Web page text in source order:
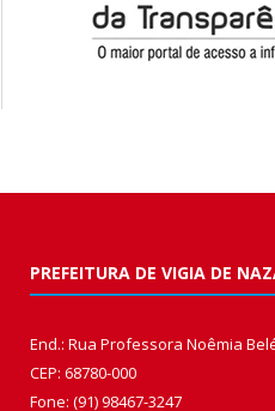
PREFEITURA DE VIGIA DE
End.: Rua Professora Noêmia
CEP: 68780-000
Fone: (91) 98467-3247